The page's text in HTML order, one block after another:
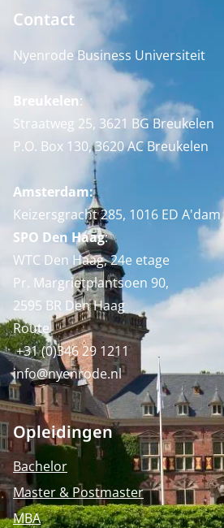
Contact
Nyenrode Business Universiteit
Breukelen:
Straatweg 25, 3621 BG Breukelen
P.O. Box 130, 3620 AC Breukelen
Amsterdam:
Keizersgracht 285, 1016 ED A'dam
SPO Den Haag:
WTC Den Haag, 24e etage
Pr. Margrietplantsoen 90,
2595 BR Den Haag
Route
+31 (0)346 29 1211
info@nyenrode.nl
Opleidingen
Bachelor
Master & Postmaster
MBA